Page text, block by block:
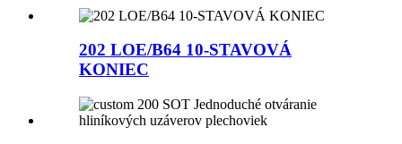
202 LOE/B64 10-STAVOVÁ
KONIEC